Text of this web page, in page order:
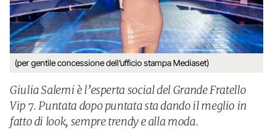
(per gentile concessione dell’ufficio stampa Mediaset)
Giulia Salemi è l’esperta social del Grande Fratello
Vip 7. Puntata dopo puntata sta dando il meglio in
fatto di look, sempre trendy e alla moda.